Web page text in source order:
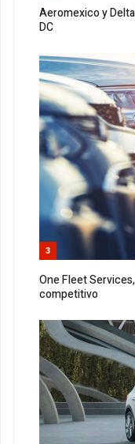
Aeromexico y
DC
3
One Fleet
competitivo